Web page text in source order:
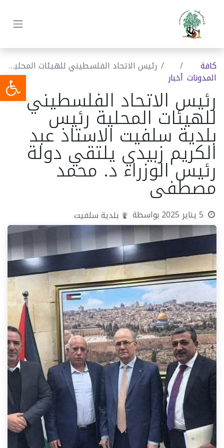
كافة
المدونات أخبار
رئيس الاتحاد الفلسطيني للهيئات المحلية رئيس بلدية سلفيت الاستاذ عبد الكريم زبيدي يلتقي دولة رئيس الوزراء د. محمد مصطفى
رئيس الاتحاد الفلسطيني
للهيئات المحلية رئيس
بلدية سلفيت الاستاذ عبد
الكريم زبيدي يلتقي دولة
رئيس الوزراء د. محمد
مصطفى
5 يناير 2025 بواسطة بلدية سلفيت